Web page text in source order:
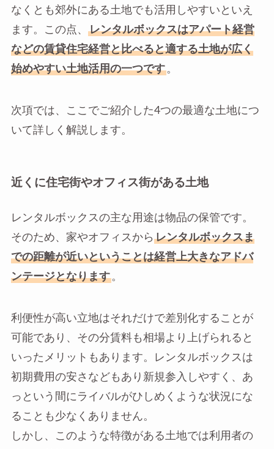
なくとも郊外にある土地でも活用しやすいといえ
ます。この点、
レンタルボックスはアパート経営
などの賃貸住宅経営と比べると適する土地が広く
始めやすい土地活用の一つです。
次項では、ここでご紹介した4つの最適な土地につ
いて詳しく解説します。
近くに住宅街やオフィス街がある土地
レンタルボックスの主な用途は物品の保管です。
そのため、家やオフィスから レンタルボックスま
での距離が近いということは経営上大きなアドバ
ンテージとなります。
利便性が高い立地はそれだけで差別化することが
可能であり、その分賃料も相場より上げられると
いったメリットもあります。レンタルボックスは
初期費用の安さなどもあり新規参入しやすく、あ
っという間にライバルがひしめくような状況にな
ることも少なくありません。
しかし、このような特徴がある土地では利用者の